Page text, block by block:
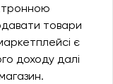
товари
є
доходу далі